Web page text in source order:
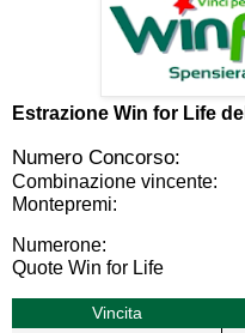
Estrazione Win for Life del
Numero Concorso:
Combinazione vincente:
Montepremi:
Numerone:
Quote Win for Life
Vincita